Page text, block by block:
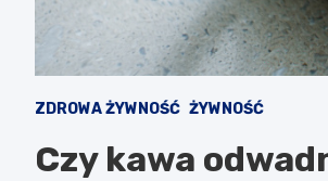
ZDROWA ŻYWNOŚĆ ŻYWNOŚĆ
Czy kawa